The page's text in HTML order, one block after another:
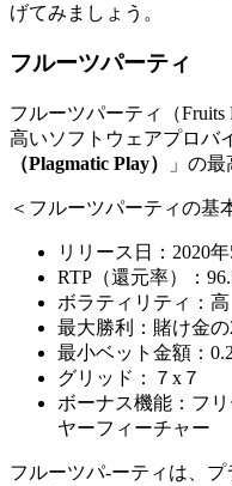
げてみましょう。
フルーツパーティ
フルーツパーティ（
高いソフトウェアプロバ
（Plagmatic Play）
」の
＜フルーツパーティの基
リリース日：2020年
RTP（還元率）：
ボラティリティ：高
最大勝利：賭け金の
最小ベット金額：
グリッド：７x７
ボーナス機能：フ
ヤーフィーチャー
フルーツパ‐ーティは、